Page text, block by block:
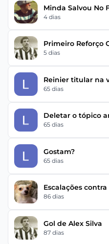
Minda Salvou No
4 dias
Primeiro Reforço
5 dias
Reinier titular na
65 dias
Deletar o tópico
65 dias
Gostam?
65 dias
Escalações contra
86 dias
Gol de Alex Silva
87 dias